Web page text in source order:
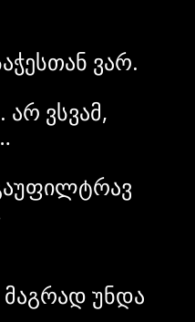
ვარ.
არ ვსვამ,
მაგრად უნდა